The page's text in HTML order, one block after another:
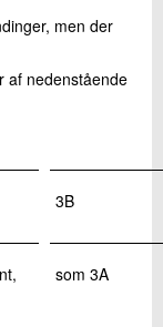
men der
af nedenstående
3B
som 3A